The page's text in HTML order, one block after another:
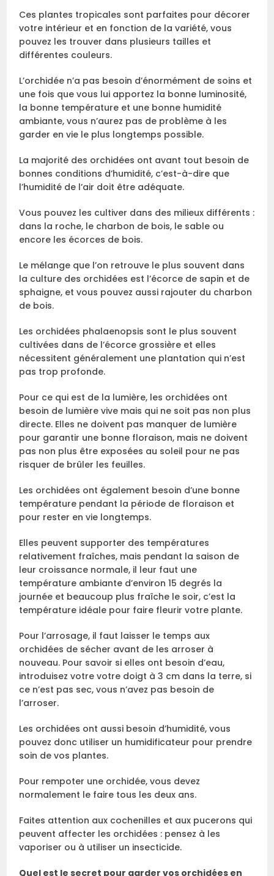
Ces plantes tropicales sont parfaites pour décorer
votre intérieur et en fonction de la variété, vous
pouvez les trouver dans plusieurs tailles et
différentes couleurs.
L’orchidée n’a pas besoin d’énormément de soins et
une fois que vous lui apportez la bonne luminosité,
la bonne température et une bonne humidité
ambiante, vous n’aurez pas de problème à les
garder en vie le plus longtemps possible.
La majorité des orchidées ont avant tout besoin de
bonnes conditions d’humidité, c’est-à-dire que
l’humidité de l’air doit être adéquate.
Vous pouvez les cultiver dans des milieux différents :
dans la roche, le charbon de bois, le sable ou
encore les écorces de bois.
Le mélange que l’on retrouve le plus souvent dans
la culture des orchidées est l’écorce de sapin et de
sphaigne, et vous pouvez aussi rajouter du charbon
de bois.
Les orchidées phalaenopsis sont le plus souvent
cultivées dans de l’écorce grossière et elles
nécessitent généralement une plantation qui n’est
pas trop profonde.
Pour ce qui est de la lumière, les orchidées ont
besoin de lumière vive mais qui ne soit pas non plus
directe. Elles ne doivent pas manquer de lumière
pour garantir une bonne floraison, mais ne doivent
pas non plus être exposées au soleil pour ne pas
risquer de brûler les feuilles.
Les orchidées ont également besoin d’une bonne
température pendant la période de floraison et
pour rester en vie longtemps.
Elles peuvent supporter des températures
relativement fraîches, mais pendant la saison de
leur croissance normale, il leur faut une
température ambiante d’environ 15 degrés la
journée et beaucoup plus fraîche le soir, c’est la
température idéale pour faire fleurir votre plante.
Pour l’arrosage, il faut laisser le temps aux
orchidées de sécher avant de les arroser à
nouveau. Pour savoir si elles ont besoin d’eau,
introduisez votre votre doigt à 3 cm dans la terre, si
ce n’est pas sec, vous n’avez pas besoin de
l’arroser.
Les orchidées ont aussi besoin d’humidité, vous
pouvez donc utiliser un humidificateur pour prendre
soin de vos plantes.
Pour rempoter une orchidée, vous devez
normalement le faire tous les deux ans.
Faites attention aux cochenilles et aux pucerons qui
peuvent affecter les orchidées : pensez à les
vaporiser ou à utiliser un insecticide.
Quel est le secret pour garder vos orchidées en